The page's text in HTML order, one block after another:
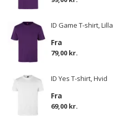
ID Game T-shirt, Lilla
Fra
79,00 kr.
ID Yes T-shirt, Hvid
Fra
69,00 kr.